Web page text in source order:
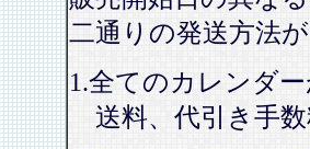
二通りの発送方法
1.全てのカレンダ
送料、代引き手